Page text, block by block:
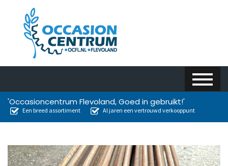
'Occasioncentrum Flevoland, Goed in gebruikt!'
Een breed assortiment Al jaren een vertrouwd verkooppunt